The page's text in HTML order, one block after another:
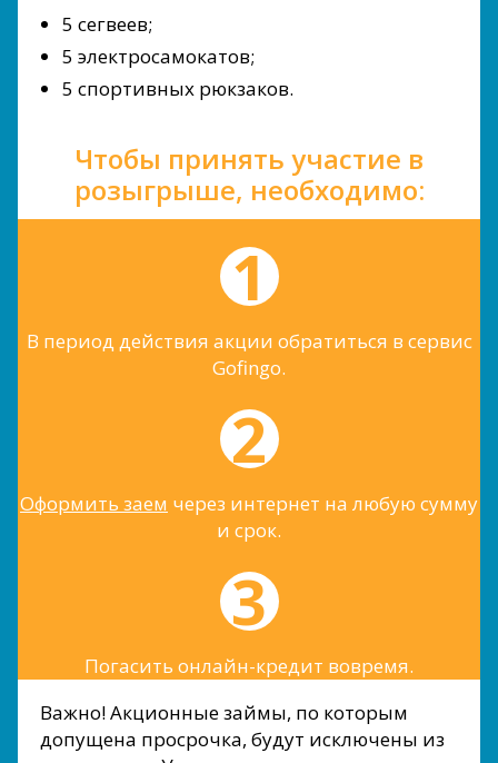
5 сегвеев;
5 электросамокатов;
5 спортивных рюкзаков.
Чтобы принять участие в
розыгрыше, необходимо:
В период действия акции обратиться в сервис
Gofingo.
Оформить заем через интернет на любую сумму
и срок.
Погасить онлайн-кредит вовремя.
Важно! Акционные займы, по которым
допущена просрочка, будут исключены из